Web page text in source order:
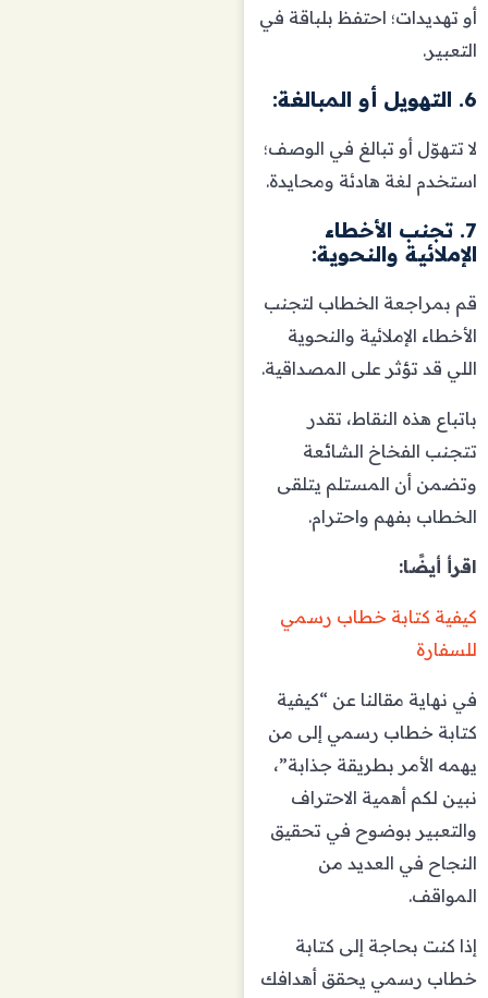
أو تهديدات؛ احتفظ بلباقة في
التعبير.
6. التهويل أو المبالغة:
لا تتهوّل أو تبالغ في الوصف؛
استخدم لغة هادئة ومحايدة.
7. تجنب الأخطاء
الإملائية والنحوية:
قم بمراجعة الخطاب لتجنب
الأخطاء الإملائية والنحوية
اللي قد تؤثر على المصداقية.
باتباع هذه النقاط، تقدر
تتجنب الفخاخ الشائعة
وتضمن أن المستلم يتلقى
الخطاب بفهم واحترام.
اقرأ أيضًا:
كيفية كتابة خطاب رسمي
للسفارة
في نهاية مقالنا عن “كيفية
كتابة خطاب رسمي إلى من
يهمه الأمر بطريقة جذابة”،
نبين لكم أهمية الاحتراف
والتعبير بوضوح في تحقيق
النجاح في العديد من
المواقف.
إذا كنت بحاجة إلى كتابة
خطاب رسمي يحقق أهدافك